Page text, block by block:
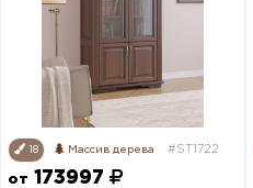
18 Массив дерева #ST1722
от 173997